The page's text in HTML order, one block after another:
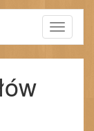
Toggle